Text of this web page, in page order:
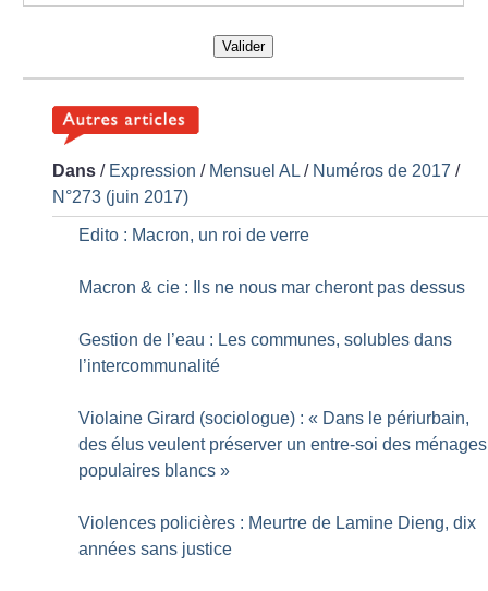
Valider
Dans / Expression / Mensuel AL / Numéros de 2017 /
N°273 (juin 2017)
Edito : Macron, un roi de verre
Macron & cie : Ils ne nous mar cheront pas dessus
Gestion de l’eau : Les communes, solubles dans
l’intercommunalité
Violaine Girard (sociologue) : « Dans le périurbain,
des élus veulent préserver un entre-soi des ménages
populaires blancs »
Violences policières : Meurtre de Lamine Dieng, dix
années sans justice